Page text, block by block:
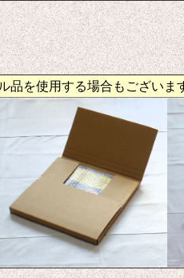
品を使用する場合もございま